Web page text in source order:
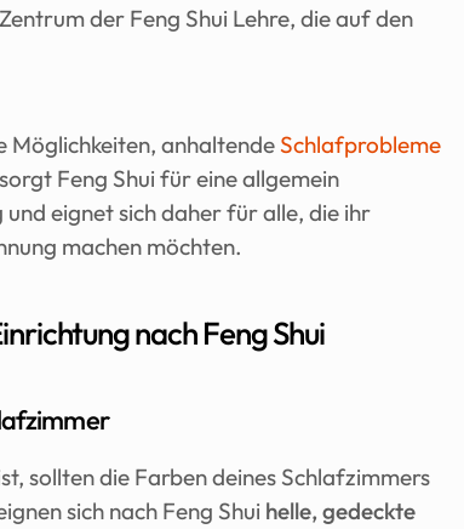
der Feng Shui Lehre, die auf den
Möglichkeiten, anhaltende Schlafprobleme
Feng Shui für eine allgemein
eignet sich daher für alle, die ihr
machen möchten.
nach Feng Shui
sollten die Farben deines Schlafzimmers
sich nach Feng Shui helle, gedeckte